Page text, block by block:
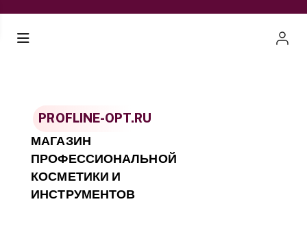
PROFLINE-OPT.RU
МАГАЗИН
ПРОФЕССИОНАЛЬНОЙ
КОСМЕТИКИ И
ИНСТРУМЕНТОВ